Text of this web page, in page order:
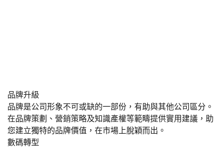
品牌升級
品牌是公司形象不可或缺的一部份，有助與其他公司區分。
在品牌策劃、營銷策略及知識產權等範疇提供實用建議，助
您建立獨特的品牌價值，在市場上脫穎而出。
數碼轉型